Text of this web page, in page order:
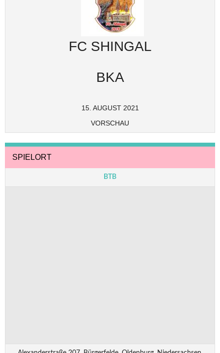
FC SHINGAL
BKA
15. AUGUST 2021
VORSCHAU
SPIELORT
BTB